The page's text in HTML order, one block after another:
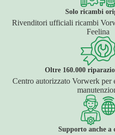
Solo ricambi
Rivenditori ufficiali ricambi
Feelina
Oltre 160.000
Centro autorizzato Vorwerk per
Supporto anche a